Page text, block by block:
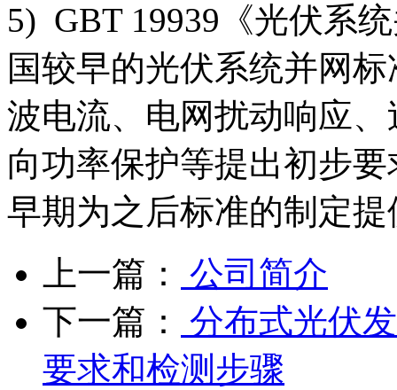
5) GBT 19939《光伏系
国较早的光伏系统并网
波电流、电网扰动响应
向功率保护等提出初步
早期为之后标准的制定
上一篇：
公司简介
下一篇：
分布式光伏
要求和检测步骤